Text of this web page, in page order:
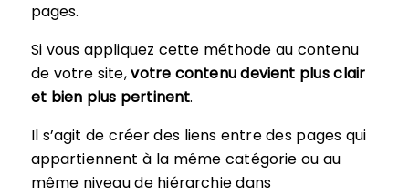
pages.
Si vous appliquez cette méthode au contenu
de votre site,votre contenu devient plus clair
et bien plus pertinent.
Il s’agit de créer des liens entre des pages qui
appartiennent à la même catégorie ou au
même niveau de hiérarchie dans